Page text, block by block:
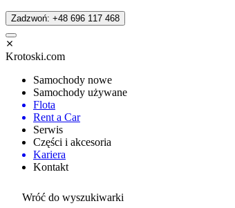
Zadzwoń: +48 696 117 468
Krotoski.com
Samochody nowe
Samochody używane
Flota
Rent a Car
Serwis
Części i akcesoria
Kariera
Kontakt
Wróć do wyszukiwarki